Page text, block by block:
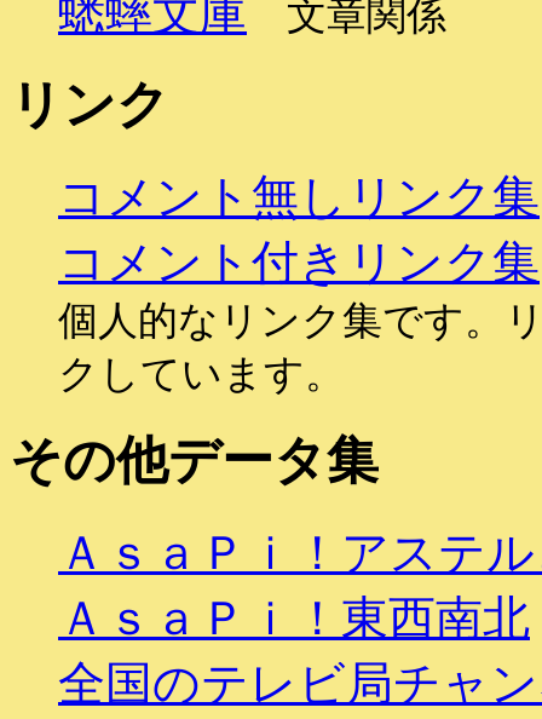
蟋蟀文庫 文章関係
リンク
コメント無しリンク集
コメント付きリンク集
個人的なリンク集です。
クしています。
その他データ集
ＡｓａＰｉ！アステ
ＡｓａＰｉ！東西南北
全国のテレビ局チャ